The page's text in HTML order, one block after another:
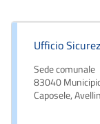
Ufficio
Sede comunale
83040
Caposele,